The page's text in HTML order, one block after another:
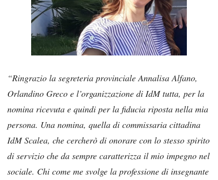
“Ringrazio la segreteria provinciale Annalisa Alfano,
Orlandino Greco e l’organizzazione di IdM tutta, per la
nomina ricevuta e quindi per la fiducia riposta nella mia
persona. Una nomina, quella di commissaria cittadina
IdM Scalea, che cercherò di onorare con lo stesso spirito
di servizio che da sempre caratterizza il mio impegno nel
sociale. Chi come me svolge la professione di insegnante